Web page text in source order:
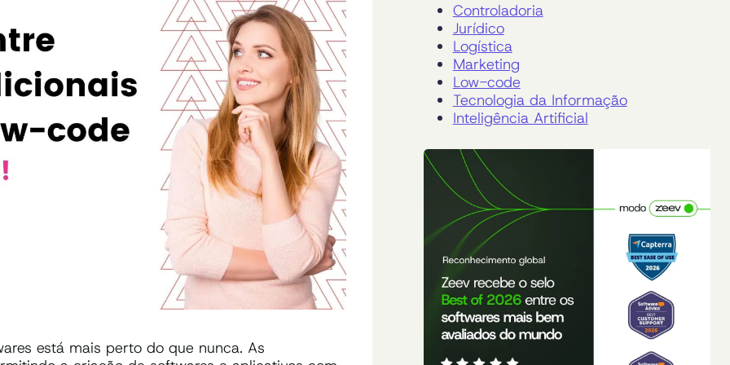
está mais perto do que nunca. As
Controladoria
Jurídico
Logística
Marketing
Low-code
Tecnologia da Informação
Inteligência Artificial